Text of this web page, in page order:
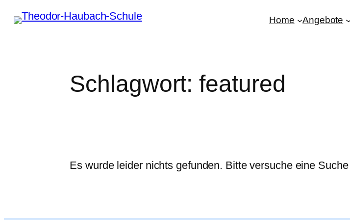
Zum
Inhalt
Home Angebote
Schlagwort:featured
Es wurde leider nichts gefunden. Bitte versuche eine